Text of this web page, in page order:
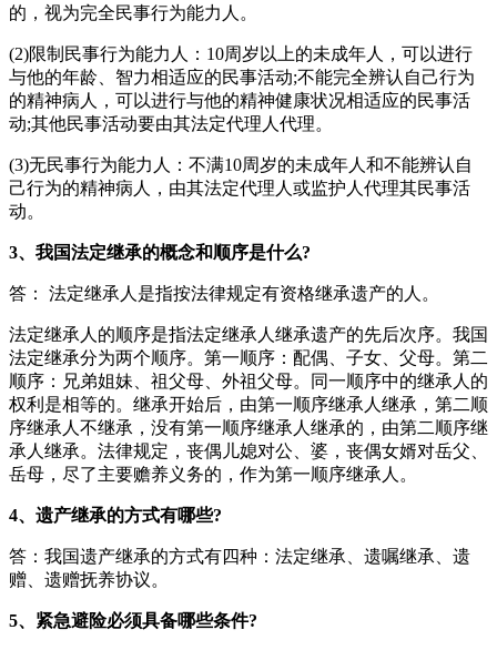
的，视为完全民事行为能力人。
(2)限制民事行为能力人：10周岁以上的未成年人，可以进行
与他的年龄、智力相适应的民事活动;不能完全辨认自己行为
的精神病人，可以进行与他的精神健康状况相适应的民事活
动;其他民事活动要由其法定代理人代理。
(3)无民事行为能力人：不满10周岁的未成年人和不能辨认自
己行为的精神病人，由其法定代理人或监护人代理其民事活
动。
3、我国法定继承的概念和顺序是什么?
答： 法定继承人是指按法律规定有资格继承遗产的人。
法定继承人的顺序是指法定继承人继承遗产的先后次序。我国
法定继承分为两个顺序。第一顺序：配偶、子女、父母。第二
顺序：兄弟姐妹、祖父母、外祖父母。同一顺序中的继承人的
权利是相等的。继承开始后，由第一顺序继承人继承，第二顺
序继承人不继承，没有第一顺序继承人继承的，由第二顺序继
承人继承。法律规定，丧偶儿媳对公、婆，丧偶女婿对岳父、
岳母，尽了主要赡养义务的，作为第一顺序继承人。
4、遗产继承的方式有哪些?
答：我国遗产继承的方式有四种：法定继承、遗嘱继承、遗
赠、遗赠抚养协议。
5、紧急避险必须具备哪些条件?